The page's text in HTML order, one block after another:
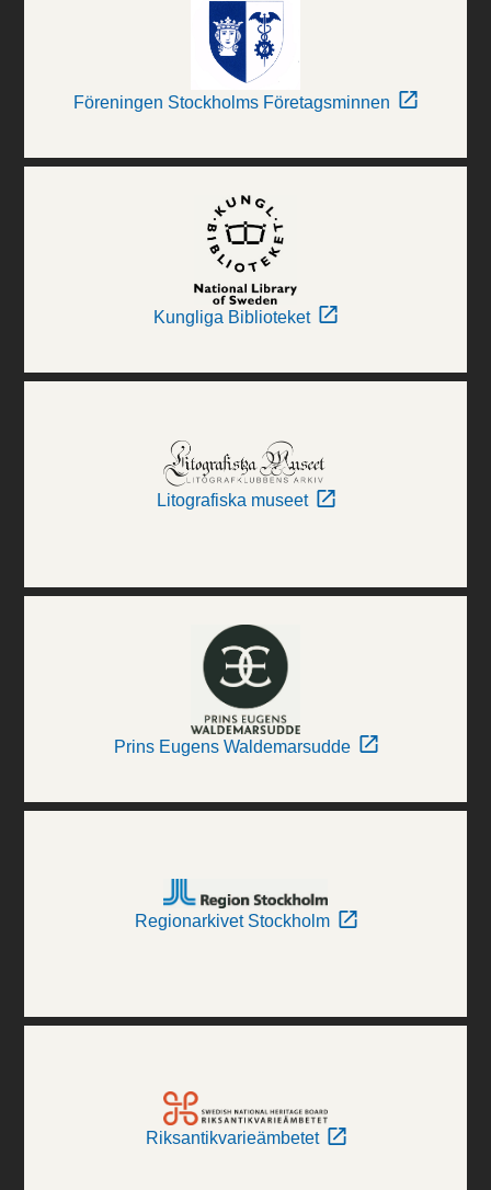
Föreningen Stockholms Företagsminnen
Kungliga Biblioteket
Litografiska museet
Prins Eugens Waldemarsudde
Regionarkivet Stockholm
Riksantikvarieämbetet